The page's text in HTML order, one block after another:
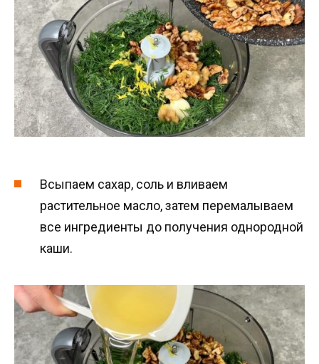
Всыпаем сахар, соль и вливаем
растительное масло, затем перемалываем
все ингредиенты до получения однородной
каши.